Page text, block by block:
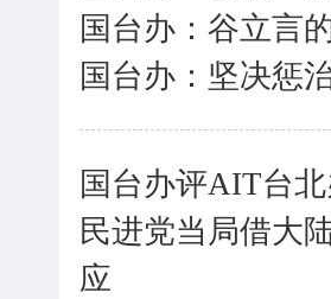
国台办：谷立言
国台办：坚决惩
国台办评AIT台
民进党当局借大
应